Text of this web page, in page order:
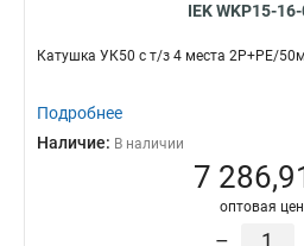
IEK WKP15-
Катушка УК50 с т/з 4 места 2Р+PЕ/
Подробнее
Наличие: В наличии
7
оптовая
–